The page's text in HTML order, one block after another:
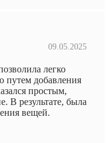
09.05.2025
легко
путем добавления
простым,
В результате, была
вещей.